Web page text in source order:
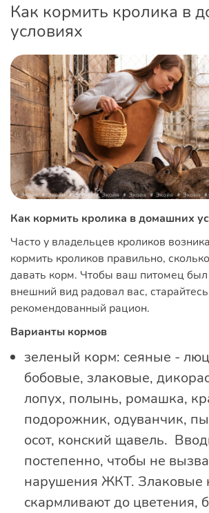
Как кормить кролика в
условиях
Как кормить кролика в домашних
Часто у владельцев кроликов
кормить кроликов правильно,
давать корм. Чтобы ваш питомец был
внешний вид радовал вас,
рекомендованный рацион.
Варианты кормов
зеленый корм: сеяные -
бобовые, злаковые,
лопух, полынь, ромашка,
подорожник, одуванчик,
осот, конский щавель.
постепенно, чтобы не
нарушения ЖКТ. Злаковые
скармливают до цветения,